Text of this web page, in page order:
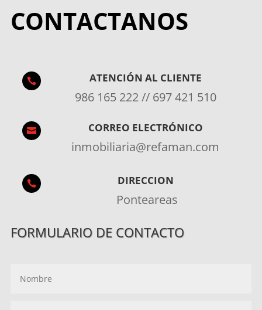
CONTACTANOS
 ATENCIÓN AL CLIENTE
986 165 222 // 697 421 510
 CORREO ELECTRÓNICO
inmobiliaria@refaman.com
 DIRECCION
Ponteareas
FORMULARIO DE CONTACTO